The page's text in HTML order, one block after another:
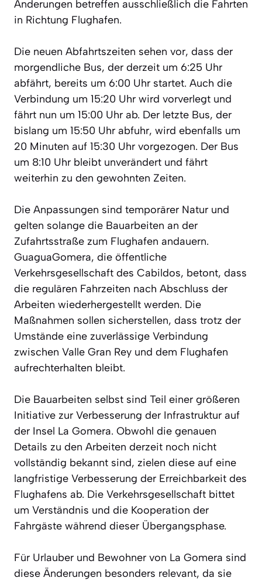
Änderungen betreffen ausschließlich die Fahrten
in Richtung Flughafen.
Die neuen Abfahrtszeiten sehen vor, dass der
morgendliche Bus, der derzeit um 6:25 Uhr
abfährt, bereits um 6:00 Uhr startet. Auch die
Verbindung um 15:20 Uhr wird vorverlegt und
fährt nun um 15:00 Uhr ab. Der letzte Bus, der
bislang um 15:50 Uhr abfuhr, wird ebenfalls um
20 Minuten auf 15:30 Uhr vorgezogen. Der Bus
um 8:10 Uhr bleibt unverändert und fährt
weiterhin zu den gewohnten Zeiten.
Die Anpassungen sind temporärer Natur und
gelten solange die Bauarbeiten an der
Zufahrtsstraße zum Flughafen andauern.
GuaguaGomera, die öffentliche
Verkehrsgesellschaft des Cabildos, betont, dass
die regulären Fahrzeiten nach Abschluss der
Arbeiten wiederhergestellt werden. Die
Maßnahmen sollen sicherstellen, dass trotz der
Umstände eine zuverlässige Verbindung
zwischen Valle Gran Rey und dem Flughafen
aufrechterhalten bleibt.
Die Bauarbeiten selbst sind Teil einer größeren
Initiative zur Verbesserung der Infrastruktur auf
der Insel La Gomera. Obwohl die genauen
Details zu den Arbeiten derzeit noch nicht
vollständig bekannt sind, zielen diese auf eine
langfristige Verbesserung der Erreichbarkeit des
Flughafens ab. Die Verkehrsgesellschaft bittet
um Verständnis und die Kooperation der
Fahrgäste während dieser Übergangsphase.
Für Urlauber und Bewohner von La Gomera sind
diese Änderungen besonders relevant, da sie